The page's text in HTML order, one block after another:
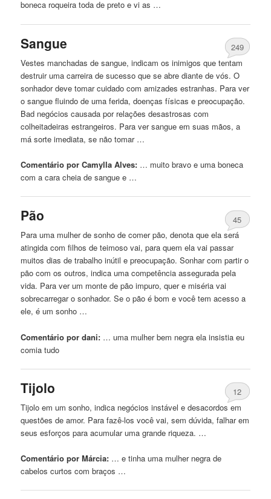
boneca roqueira toda de preto e vi as …
Sangue
249
Vestes manchadas de sangue, indicam os inimigos que tentam
destruir uma carreira de sucesso que se abre diante de vós. O
sonhador deve tomar cuidado com amizades estranhas. Para ver
o sangue fluindo de uma ferida, doenças físicas e preocupação.
Bad negócios causada por relações desastrosas com
colheitadeiras estrangeiros. Para ver sangue em suas mãos, a
má sorte imediata, se não tomar …
Comentário por Camylla Alves: … muito bravo e umaboneca
com a cara cheia de sangue e …
Pão
45
Para uma mulher de sonho de comer pão, denota que ela será
atingida com filhos de teimoso vai, para quem ela vai passar
muitos dias de trabalho inútil e preocupação. Sonhar com partir o
pão com os outros, indica uma competência assegurada pela
vida. Para ver um monte de pão impuro, quer e miséria vai
sobrecarregar o sonhador. Se o pão é bom e você tem acesso a
ele, é um sonho …
Comentário por dani: … uma mulher bem negra ela insistia eu
comia tudo
Tijolo
12
Tijolo em um sonho, indica negócios instável e desacordos em
questões de amor. Para fazê-los você vai, sem dúvida, falhar em
seus esforços para acumular uma grande riqueza. …
Comentário por Márcia: … e tinha uma mulher negra de
cabelos curtos com braços …